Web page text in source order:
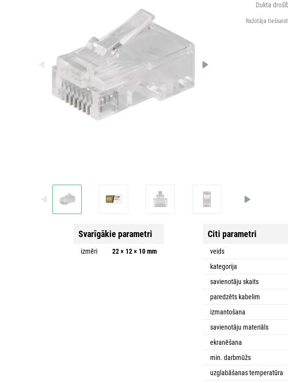
Dukta
Ražotāja
Svarīgākie parametri
izmēri 22 × 12 × 10 mm
Citi parametri
veids
kategorija
savienotāju skaits
paredzēts kabelim
izmantošana
savienotāju materiāls
ekranēšana
min. darbmūžs
uzglabāšanas temperatūra